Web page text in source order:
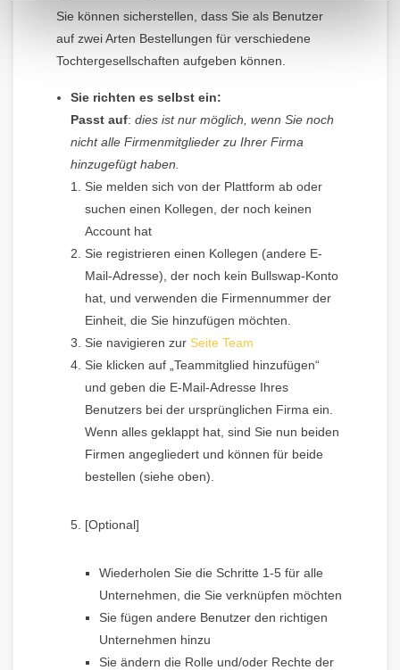
Sie können sicherstellen, dass Sie als Benutzer
auf zwei Arten Bestellungen für verschiedene
Tochtergesellschaften aufgeben können.
Sie richten es selbst ein:
Passt auf: dies ist nur möglich, wenn Sie noch
nicht alle Firmenmitglieder zu Ihrer Firma
hinzugefügt haben.
Sie melden sich von der Plattform ab oder
suchen einen Kollegen, der noch keinen
Account hat
Sie registrieren einen Kollegen (andere E-
Mail-Adresse), der noch kein Bullswap-Konto
hat, und verwenden die Firmennummer der
Einheit, die Sie hinzufügen möchten.
Sie navigieren zur Seite Team
Sie klicken auf „Teammitglied hinzufügen“
und geben die E-Mail-Adresse Ihres
Benutzers bei der ursprünglichen Firma ein.
Wenn alles geklappt hat, sind Sie nun beiden
Firmen angegliedert und können für beide
bestellen (siehe oben).
[Optional]
Wiederholen Sie die Schritte 1-5 für alle
Unternehmen, die Sie verknüpfen möchten
Sie fügen andere Benutzer den richtigen
Unternehmen hinzu
Sie ändern die Rolle und/oder Rechte der